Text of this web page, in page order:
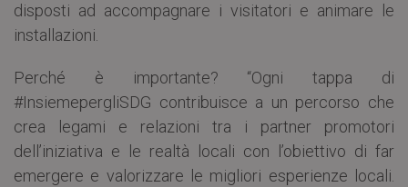
disposti ad accompagnare i visitatori e animare le
installazioni.
Perché è importante? “Ogni tappa di
#InsiemepergliSDG contribuisce a un percorso che
crea legami e relazioni tra i partner promotori
dell’iniziativa e le realtà locali con l’obiettivo di far
emergere e valorizzare le migliori esperienze locali.